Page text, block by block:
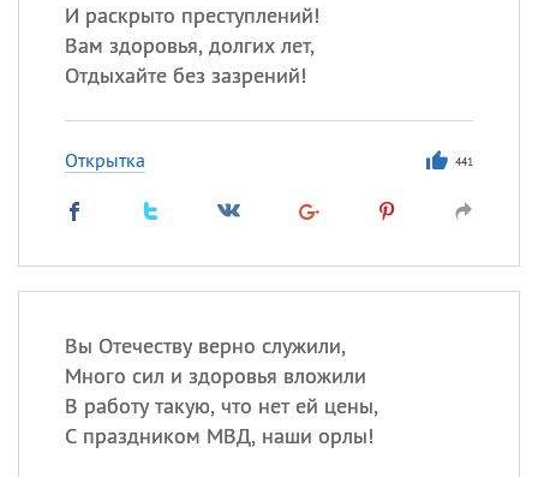
И раскрыто преступлений!
Вам здоровья, долгих лет,
Отдыхайте без зазрений!
Открытка 441
Вы Отечеству верно служили,
Много сил и здоровья вложили
В работу такую, что нет ей цены,
С праздником МВД, наши орлы!